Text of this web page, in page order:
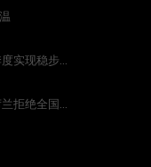
实现稳步...
拒绝全国...